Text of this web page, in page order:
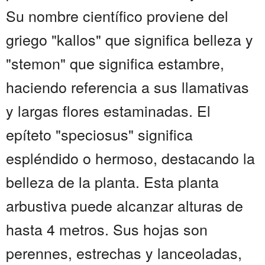
Su nombre científico proviene del
griego "kallos" que significa belleza y
"stemon" que significa estambre,
haciendo referencia a sus llamativas
y largas flores estaminadas. El
epíteto "speciosus" significa
espléndido o hermoso, destacando la
belleza de la planta. Esta planta
arbustiva puede alcanzar alturas de
hasta 4 metros. Sus hojas son
perennes, estrechas y lanceoladas,